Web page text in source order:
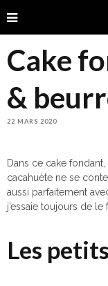
Cake
&
22 MARS 2020
Dans ce cake
cacahuète ne se
aussi parfaitement
j’essaie toujours de le
Les